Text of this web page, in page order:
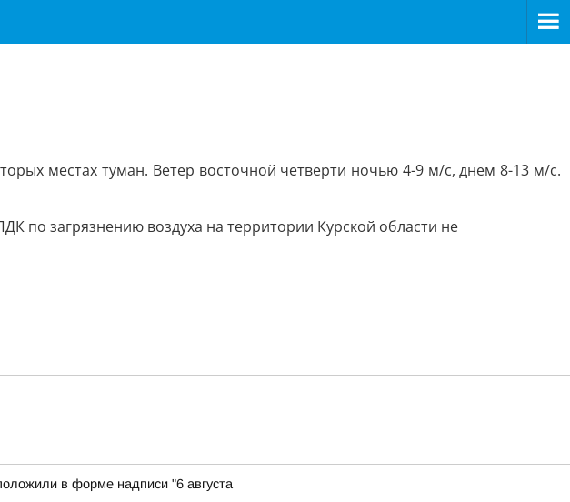
местах туман. Ветер восточной четверти ночью 4-9 м/с, днем 8-13 м/с.
загрязнению воздуха на территории Курской области не
в форме надписи "6 августа